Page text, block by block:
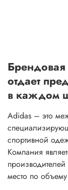
Брендовая
отдает
в каждом
Adidas – это
спортивной
Компания
место по